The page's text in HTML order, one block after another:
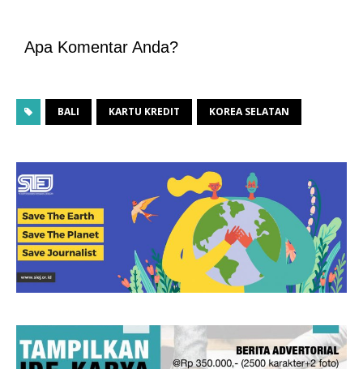
Apa Komentar Anda?
BALI KARTU KREDIT KOREA SELATAN